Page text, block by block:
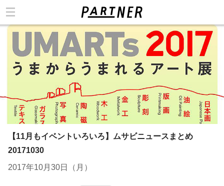
【11月もイベントいろいろ】ムサビニュースまとめ
20171030
2017年10月30日（月）
カテゴリ